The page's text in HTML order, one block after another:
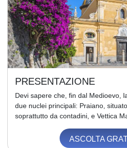
PRESENTAZIONE
Devi sapere che, fin dal Medioevo,
due nuclei principali: Praiano,
soprattutto da contadini, e Vettica
ASCOLTA